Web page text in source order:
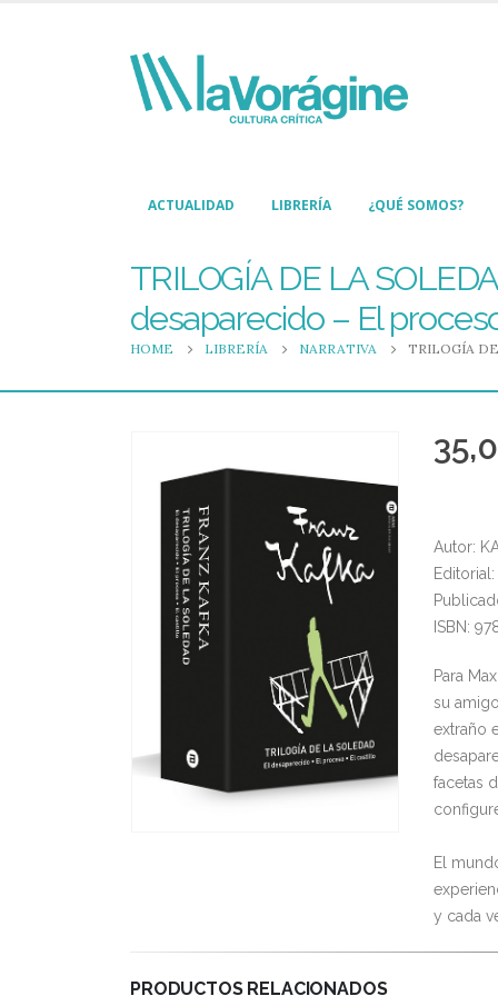
ACTUALIDAD LIBRERÍA ¿QUÉ SOMOS?
TRILOGÍA DE LA
desaparecido – El
HOME LIBRERÍA NARRATIVA TRILOGÍA
Autor:
ISBN:
Para
su
extraño
facetas
El
y cada
PRODUCTOS RELACIONADOS